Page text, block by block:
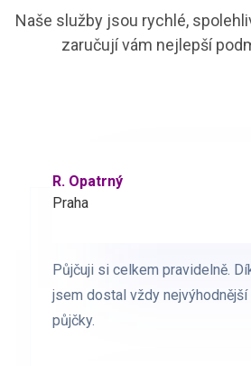
Naše služby jsou rychlé,
zaručují vám nejlepší
R. Opatrný
Praha
Půjčuji si celkem pravidelně.
jsem dostal vždy
půjčky.
K. Novák
Brno
Půjčuji si celkem pravidelně.
jsem dostal vždy
půjčky.